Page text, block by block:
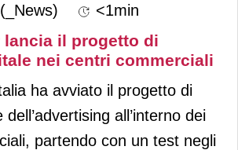
(_News) <1min
lancia il progetto di
nei centri commerciali
ha avviato il progetto di
all’interno dei
partendo con un test negli